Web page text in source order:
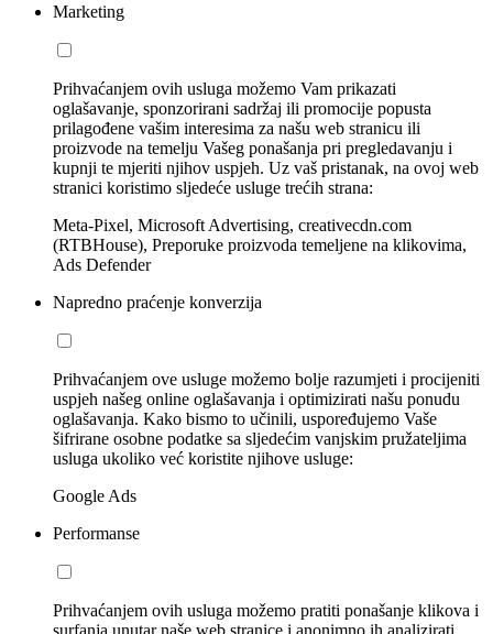
Marketing
Prihvaćanjem ovih usluga možemo Vam prikazati
oglašavanje, sponzorirani sadržaj ili promocije popusta
prilagođene vašim interesima za našu web stranicu ili
proizvode na temelju Vašeg ponašanja pri pregledavanju i
kupnji te mjeriti njihov uspjeh. Uz vaš pristanak, na ovoj web
stranici koristimo sljedeće usluge trećih strana:
Meta-Pixel, Microsoft Advertising, creativecdn.com
(RTBHouse), Preporuke proizvoda temeljene na klikovima,
Ads Defender
Napredno praćenje konverzija
Prihvaćanjem ove usluge možemo bolje razumjeti i procijeniti
uspjeh našeg online oglašavanja i optimizirati našu ponudu
oglašavanja. Kako bismo to učinili, uspoređujemo Vaše
šifrirane osobne podatke sa sljedećim vanjskim pružateljima
usluga ukoliko već koristite njihove usluge:
Google Ads
Performanse
Prihvaćanjem ovih usluga možemo pratiti ponašanje klikova i
surfanja unutar naše web stranice i anonimno ih analizirati